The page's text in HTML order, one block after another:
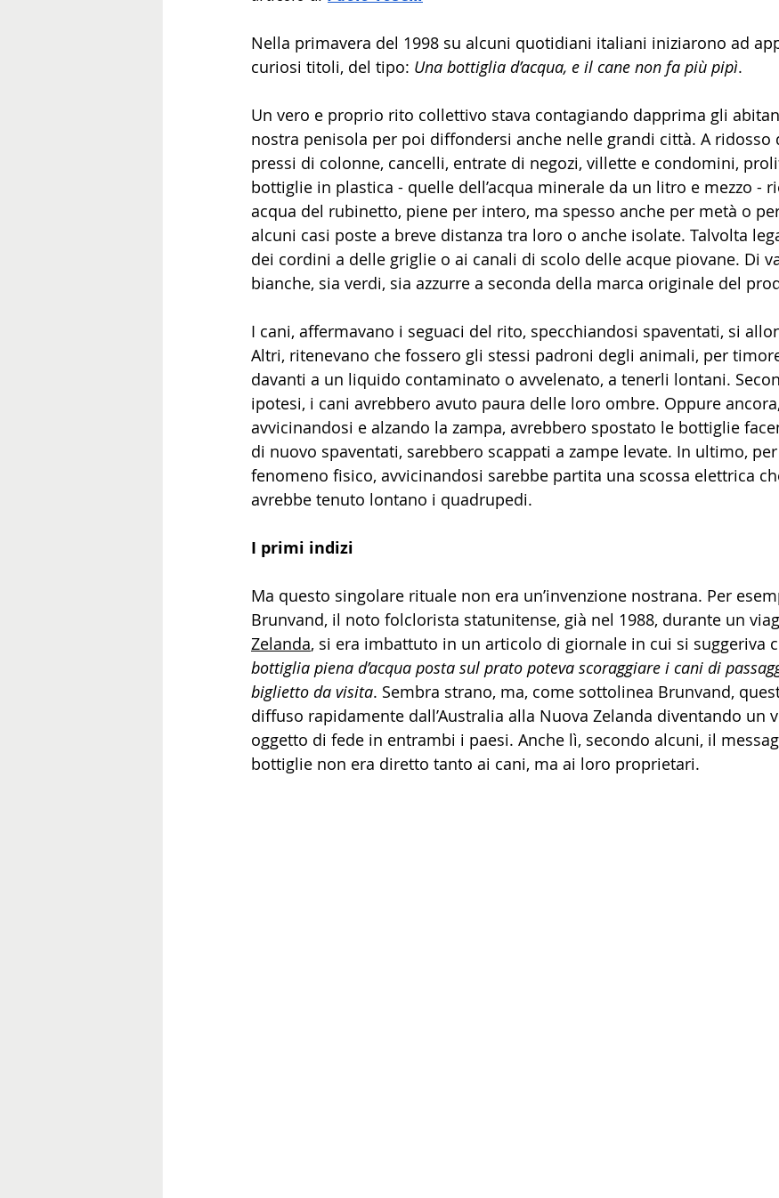
Nella primavera del 1998 su alcuni quotidiani italiani iniziarono ad
curiosi titoli, del tipo: Una bottiglia d’acqua, e il cane non fa più pipì.
Un vero e proprio rito collettivo stava contagiando dapprima gli
nostra penisola per poi diffondersi anche nelle grandi città. A ridosso
pressi di colonne, cancelli, entrate di negozi, villette e condomini,
bottiglie in plastica - quelle dell’acqua minerale da un litro e mezzo -
acqua del rubinetto, piene per intero, ma spesso anche per metà o
alcuni casi poste a breve distanza tra loro o anche isolate. Talvolta
dei cordini a delle griglie o ai canali di scolo delle acque piovane. Di
bianche, sia verdi, sia azzurre a seconda della marca originale del
I cani, affermavano i seguaci del rito, specchiandosi spaventati, si
Altri, ritenevano che fossero gli stessi padroni degli animali, per
davanti a un liquido contaminato o avvelenato, a tenerli lontani.
ipotesi, i cani avrebbero avuto paura delle loro ombre. Oppure
avvicinandosi e alzando la zampa, avrebbero spostato le bottiglie
di nuovo spaventati, sarebbero scappati a zampe levate. In ultimo,
fenomeno fisico, avvicinandosi sarebbe partita una scossa elettrica
avrebbe tenuto lontano i quadrupedi.
I primi indizi
Ma questo singolare rituale non era un’invenzione nostrana. Per
Brunvand, il noto folclorista statunitense, già nel 1988, durante un
Zelanda, si era imbattuto in un articolo di giornale in cui si suggeriva
bottiglia piena d’acqua posta sul prato poteva scoraggiare i cani di
biglietto da visita. Sembra strano, ma, come sottolinea Brunvand,
diffuso rapidamente dall’Australia alla Nuova Zelanda diventando un
oggetto di fede in entrambi i paesi. Anche lì, secondo alcuni, il
bottiglie non era diretto tanto ai cani, ma ai loro proprietari.